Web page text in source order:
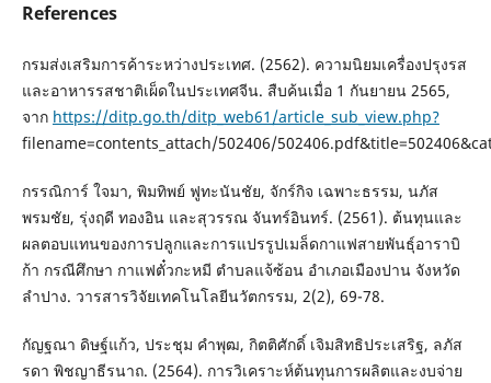
References
กรมส่งเสริมการค้าระหว่างประเทศ. (2562). ความนิยมเครื่องปรุงรส
และอาหารรสชาติเผ็ดในประเทศจีน. สืบค้นเมื่อ 1 กันยายน 2565,
จาก https://ditp.go.th/ditp_web61/article_sub_view.php?
filename=contents_attach/502406/
กรรณิการ์ ใจมา, พิมทิพย์ ฟูทะนันชัย, จักร์กิจ เฉพาะธรรม, นภัส
พรมชัย, รุ่งฤดี ทองอิน และสุวรรณ จันทร์อินทร์. (2561). ต้นทุนและ
ผลตอบแทนของการปลูกและการแปรรูปเมล็ดกาแฟสายพันธุ์อาราบิ
ก้า กรณีศึกษา กาแฟตั๋วกะหมี ตำบลแจ้ซ้อน อำเภอเมืองปาน จังหวัด
ลำปาง. วารสารวิจัยเทคโนโลยีนวัตกรรม, 2(2), 69-78.
กัญฐณา ดิษฐ์แก้ว, ประชุม คำพุฒ, กิตติศักดิ์ เจิมสิทธิประเสริฐ, ลภัส
รดา พิชญาธีรนาถ. (2564). การวิเคราะห์ต้นทุนการผลิตและงบจ่าย